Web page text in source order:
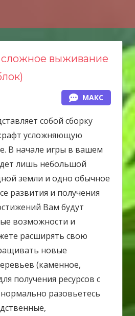
выживание
МАКС
собой сборку
усложняющую
В начале игры в вашем
лишь небольшой
земли и одно обычное
развития и получения
Вам будут
возможности и
расширять свою
новые
(каменное,
получения ресурсов с
разовьетесь